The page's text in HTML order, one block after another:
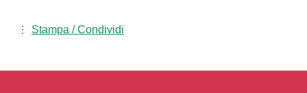
Stampa / Condividi